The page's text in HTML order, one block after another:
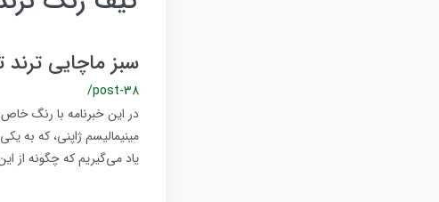
سبز ماچایی ترند
/post-38
در این خبرنامه با رنگ خاص
یاد می‌گیریم که چگونه از